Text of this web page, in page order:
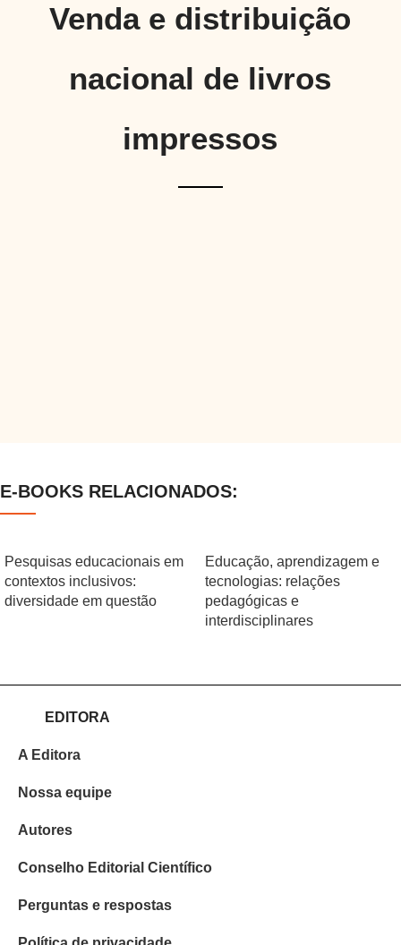
Venda e distribuição
nacional de livros
impressos
E-BOOKS RELACIONADOS:
Pesquisas educacionais em
contextos inclusivos:
diversidade em questão
Educação, aprendizagem e
tecnologias: relações
pedagógicas e
interdisciplinares
EDITORA
A Editora
Nossa equipe
Autores
Conselho Editorial Científico
Perguntas e respostas